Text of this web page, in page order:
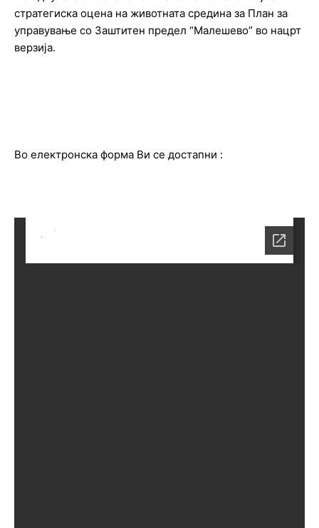
стратегиска оцена на животната средина за План за
управување со Заштитен предел “Малешево” во нацрт
верзија.
Во електронска форма Ви се достапни :